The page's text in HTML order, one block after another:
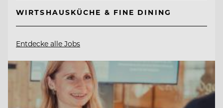
WIRTSHAUSKÜCHE & FINE DINING
Entdecke alle Jobs